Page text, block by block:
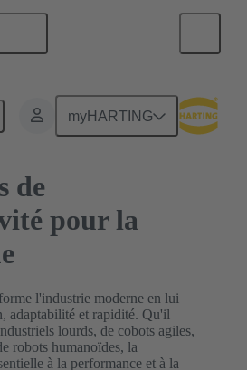
myHARTING
de
pour la
l'industrie moderne en lui
adaptabilité et rapidité. Qu'il
lourds, de cobots agiles,
robots humanoïdes, la
à la performance et à la